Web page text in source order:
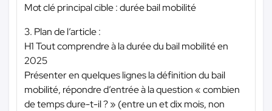
Mot clé principal cible : durée bail mobilité
3. Plan de l’article :
H1 Tout comprendre à la durée du bail mobilité en
2025
Présenter en quelques lignes la définition du bail
mobilité, répondre d’entrée à la question « combien
de temps dure-t-il ? » (entre un et dix mois, non